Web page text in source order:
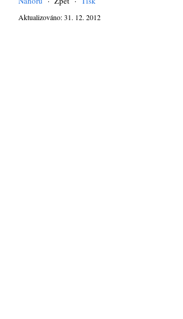
Aktualizováno: 31. 12. 2012